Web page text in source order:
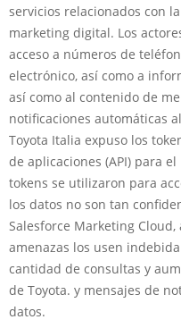
servicios relacionados con
marketing digital. Los
acceso a números de
electrónico, así como a
así como al contenido de
notificaciones automáticas
Toyota Italia expuso los
de aplicaciones (API) para
tokens se utilizaron para
los datos no son tan
Salesforce Marketing
amenazas los usen
cantidad de consultas y
de Toyota. y mensajes de
datos.